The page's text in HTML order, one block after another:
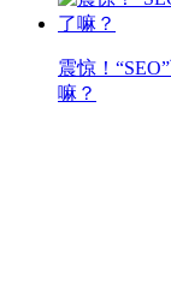
震惊！
嘛？